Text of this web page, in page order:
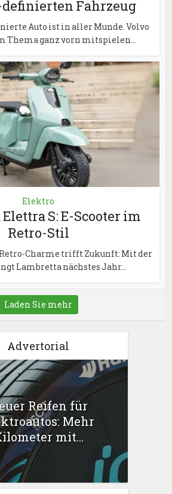
Fahrzeug
Auto ist in aller Munde. Volvo
Thema ganz vorn mitspielen...
Elektro
S: E-Scooter im
Retro-Stil
Retro-Charme trifft Zukunft: Mit der
Lambretta nächstes Jahr...
Laden Sie mehr
Advertorial
Reifen für
Mehr
mit...